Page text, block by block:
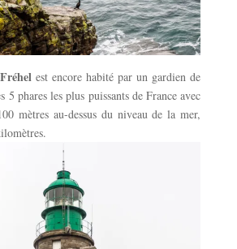
est encore habité par un gardien de
5 phares les plus puissants de France avec
mètres au-dessus du niveau de la mer,